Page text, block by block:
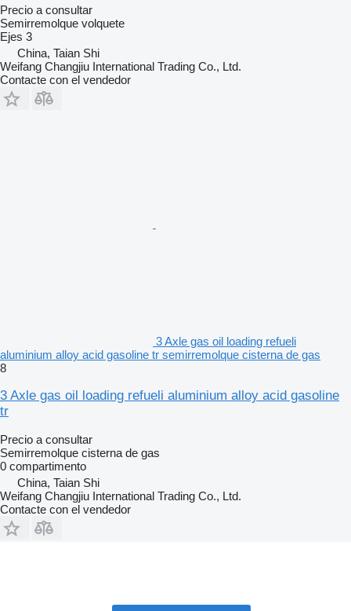
Precio a consultar
Semirremolque volquete
Ejes 3
China, Taian Shi
Weifang Changjiu International Trading Co., Ltd.
Contacte con el vendedor
3 Axle gas oil loading refueli
aluminium alloy acid gasoline tr semirremolque cisterna de gas
8
3 Axle gas oil loading refueli aluminium alloy acid gasoline
tr
Precio a consultar
Semirremolque cisterna de gas
0 compartimento
China, Taian Shi
Weifang Changjiu International Trading Co., Ltd.
Contacte con el vendedor